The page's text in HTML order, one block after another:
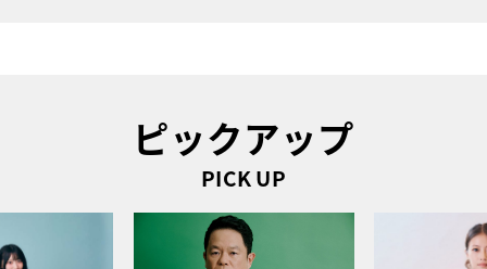
ピックアップ
PICK UP